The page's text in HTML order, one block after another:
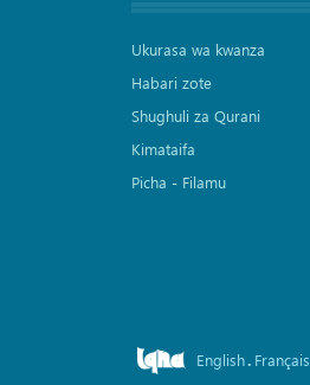
Ukurasa wa kwanza
Habari zote
Shughuli za Qurani
Kimataifa
Picha‎ - Filamu‎
English. Français